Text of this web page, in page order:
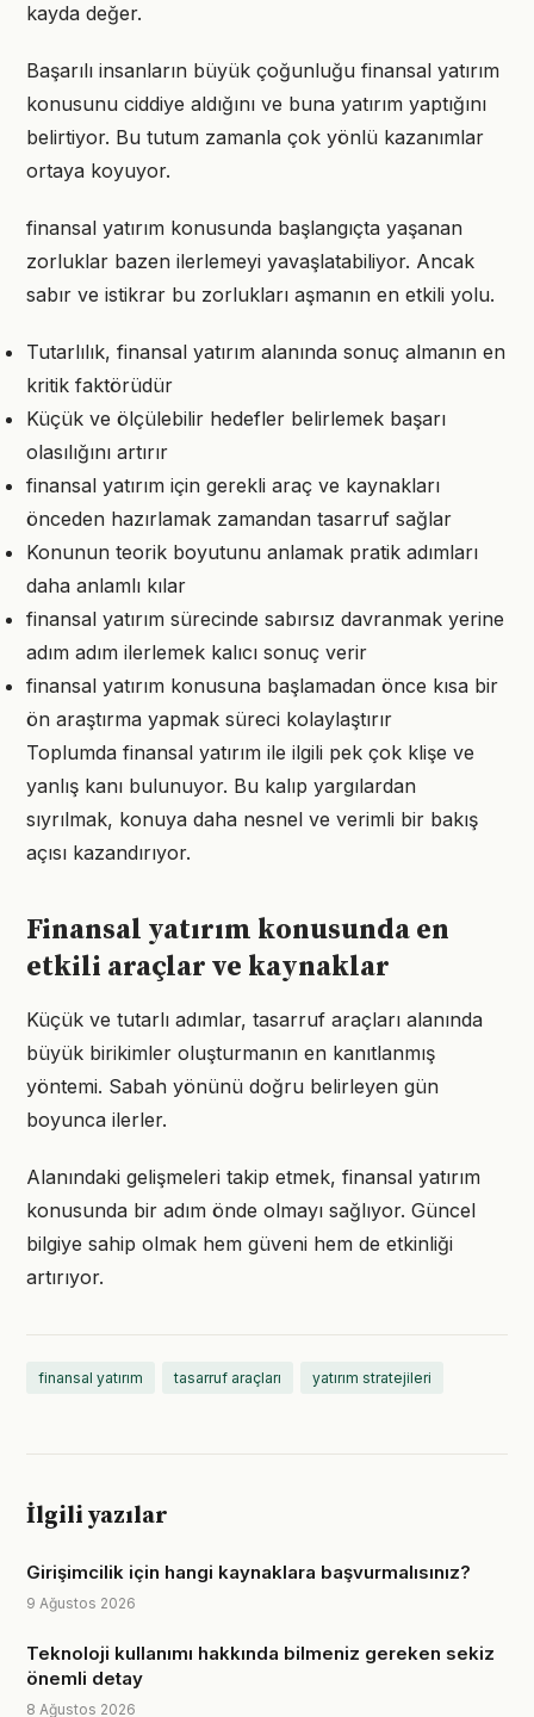
kayda değer.
Başarılı insanların büyük çoğunluğu finansal yatırım
konusunu ciddiye aldığını ve buna yatırım yaptığını
belirtiyor. Bu tutum zamanla çok yönlü kazanımlar
ortaya koyuyor.
finansal yatırım konusunda başlangıçta yaşanan
zorluklar bazen ilerlemeyi yavaşlatabiliyor. Ancak
sabır ve istikrar bu zorlukları aşmanın en etkili yolu.
Tutarlılık, finansal yatırım alanında sonuç almanın en
kritik faktörüdür
Küçük ve ölçülebilir hedefler belirlemek başarı
olasılığını artırır
finansal yatırım için gerekli araç ve kaynakları
önceden hazırlamak zamandan tasarruf sağlar
Konunun teorik boyutunu anlamak pratik adımları
daha anlamlı kılar
finansal yatırım sürecinde sabırsız davranmak yerine
adım adım ilerlemek kalıcı sonuç verir
finansal yatırım konusuna başlamadan önce kısa bir
ön araştırma yapmak süreci kolaylaştırır
Toplumda finansal yatırım ile ilgili pek çok klişe ve
yanlış kanı bulunuyor. Bu kalıp yargılardan
sıyrılmak, konuya daha nesnel ve verimli bir bakış
açısı kazandırıyor.
Finansal yatırım konusunda en
etkili araçlar ve kaynaklar
Küçük ve tutarlı adımlar, tasarruf araçları alanında
büyük birikimler oluşturmanın en kanıtlanmış
yöntemi. Sabah yönünü doğru belirleyen gün
boyunca ilerler.
Alanındaki gelişmeleri takip etmek, finansal yatırım
konusunda bir adım önde olmayı sağlıyor. Güncel
bilgiye sahip olmak hem güveni hem de etkinliği
artırıyor.
finansal yatırım tasarruf araçları yatırım stratejileri
İlgili yazılar
Girişimcilik için hangi kaynaklara başvurmalısınız?
9 Ağustos 2026
Teknoloji kullanımı hakkında bilmeniz gereken sekiz
önemli detay
8 Ağustos 2026